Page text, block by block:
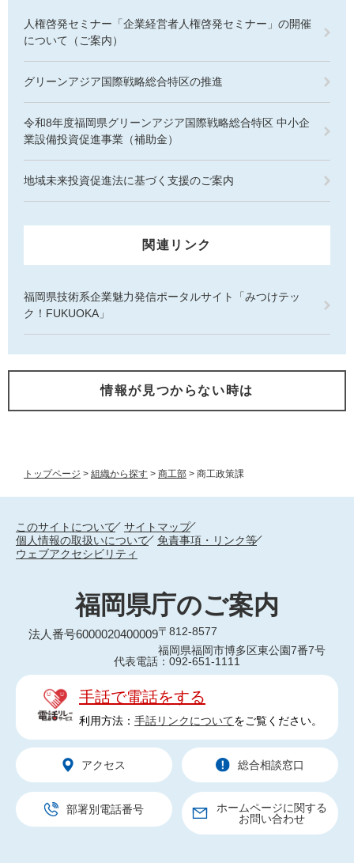
トップページ > 組織から探す > 商工部 > 商工政策課
人権啓発セミナー「企業経営者人権啓発セミナー」の開催
について（ご案内）
グリーンアジア国際戦略総合特区の推進
令和8年度福岡県グリーンアジア国際戦略総合特区 中小企
業設備投資促進事業（補助金）
地域未来投資促進法に基づく支援のご案内
関連リンク
福岡県技術系企業魅力発信ポータルサイト「みつけテッ
ク！FUKUOKA」
情報が見つからない時は
このサイトについて
サイトマップ
個人情報の取扱いについて
免責事項・リンク等
ウェブアクセシビリティ
福岡県庁のご案内
法人番号6000020400009〒812-8577
福岡県福岡市博多区東公園7番7号
代表電話：092-651-1111
手話で電話をする
利用方法： 手話リンクについてをご覧ください。
アクセス 総合相談窓口
部署別電話番号
ホームページに関する
お問い合わせ